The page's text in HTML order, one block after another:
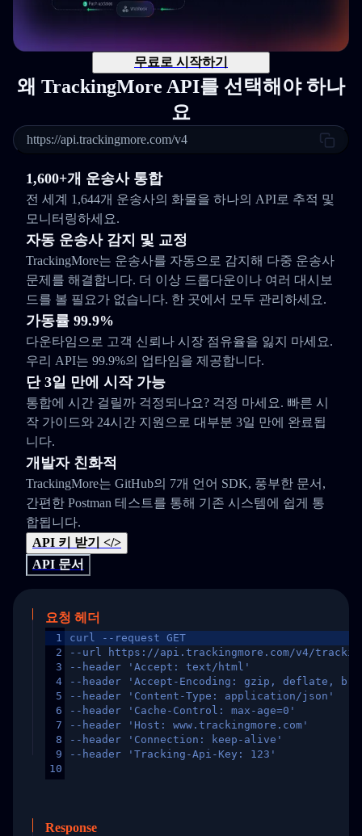
무료로 시작하기
왜 TrackingMore API를 선택해야 하나
요
https://api.trackingmore.com/v4
1,600+개 운송사 통합
전 세계 1,644개 운송사의 화물을 하나의 API로 추적 및
모니터링하세요.
자동 운송사 감지 및 교정
TrackingMore는 운송사를 자동으로 감지해 다중 운송사
문제를 해결합니다. 더 이상 드롭다운이나 여러 대시보
드를 볼 필요가 없습니다. 한 곳에서 모두 관리하세요.
가동률 99.9%
다운타임으로 고객 신뢰나 시장 점유율을 잃지 마세요.
우리 API는 99.9%의 업타임을 제공합니다.
단 3일 만에 시작 가능
통합에 시간 걸릴까 걱정되나요? 걱정 마세요. 빠른 시
작 가이드와 24시간 지원으로 대부분 3일 만에 완료됩
니다.
개발자 친화적
TrackingMore는 GitHub의 7개 언어 SDK, 풍부한 문서,
간편한 Postman 테스트를 통해 기존 시스템에 쉽게 통
합됩니다.
API 키 받기 </>
API 문서
요청 헤더
1
2
3
4
5
6
7
8
9
10
curl --request GET
--url https://api.trackingmore.com/v4/trackings/
--header 'Accept: text/html'
--header 'Accept-Encoding: gzip, deflate,
--header 'Content-Type: application/json'
--header 'Cache-Control: max-age=0'
--header 'Host: www.trackingmore.com'
--header 'Connection: keep-alive'
--header 'Tracking-Api-Key: 123'
Response